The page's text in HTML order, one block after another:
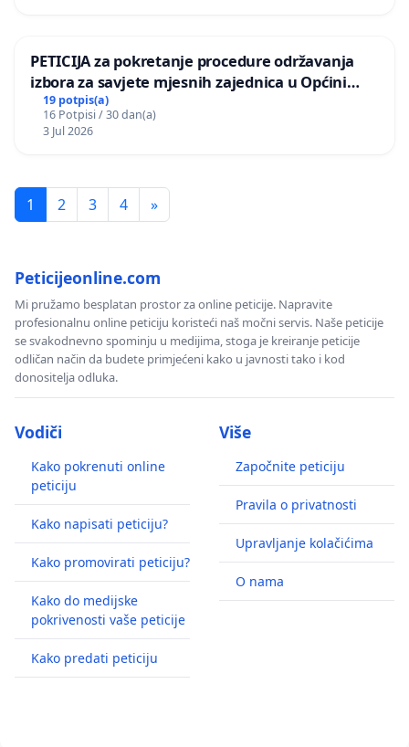
PETICIJA za pokretanje procedure održavanja
izbora za savjete mjesnih zajednica u Općini
Bugojno
19 potpis(a)
16 Potpisi / 30 dan(a)
3 Jul 2026
1 2 3 4 »
Peticijeonline.com
Mi pružamo besplatan prostor za online peticije. Napravite
profesionalnu online peticiju koristeći naš močni servis. Naše peticije
se svakodnevno spominju u medijima, stoga je kreiranje peticije
odličan način da budete primjećeni kako u javnosti tako i kod
donositelja odluka.
Vodiči
Kako pokrenuti online
peticiju
Kako napisati peticiju?
Kako promovirati peticiju?
Kako do medijske
pokrivenosti vaše peticije
Kako predati peticiju
Više
Započnite peticiju
Pravila o privatnosti
Upravljanje kolačićima
O nama